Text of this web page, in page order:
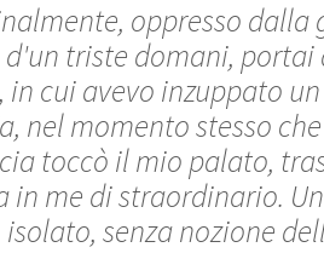
oppresso
triste domani,
cui avevo inzuppato
nel momento stesso
toccò il mio palato,
in me di straordinario.
senza nozione